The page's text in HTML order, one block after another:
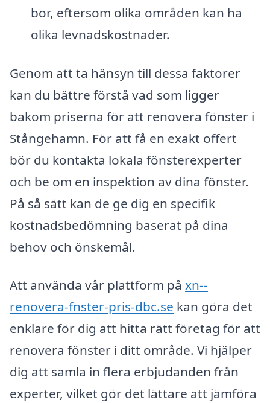
bor, eftersom olika områden kan ha
olika levnadskostnader.
Genom att ta hänsyn till dessa faktorer
kan du bättre förstå vad som ligger
bakom priserna för att renovera fönster i
Stångehamn. För att få en exakt offert
bör du kontakta lokala fönsterexperter
och be om en inspektion av dina fönster.
På så sätt kan de ge dig en specifik
kostnadsbedömning baserat på dina
behov och önskemål.
Att använda vår plattform på xn--
renovera-fnster-pris-dbc.se kan göra det
enklare för dig att hitta rätt företag för att
renovera fönster i ditt område. Vi hjälper
dig att samla in flera erbjudanden från
experter, vilket gör det lättare att jämföra